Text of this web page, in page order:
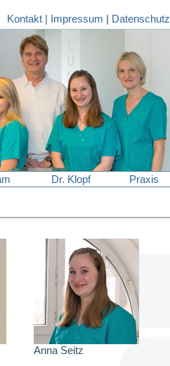
Kontakt | Impressum | Datenschutz
Dr. Klopf Praxis
Anna Seitz